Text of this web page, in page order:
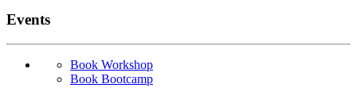
Events
Book Workshop
Book Bootcamp